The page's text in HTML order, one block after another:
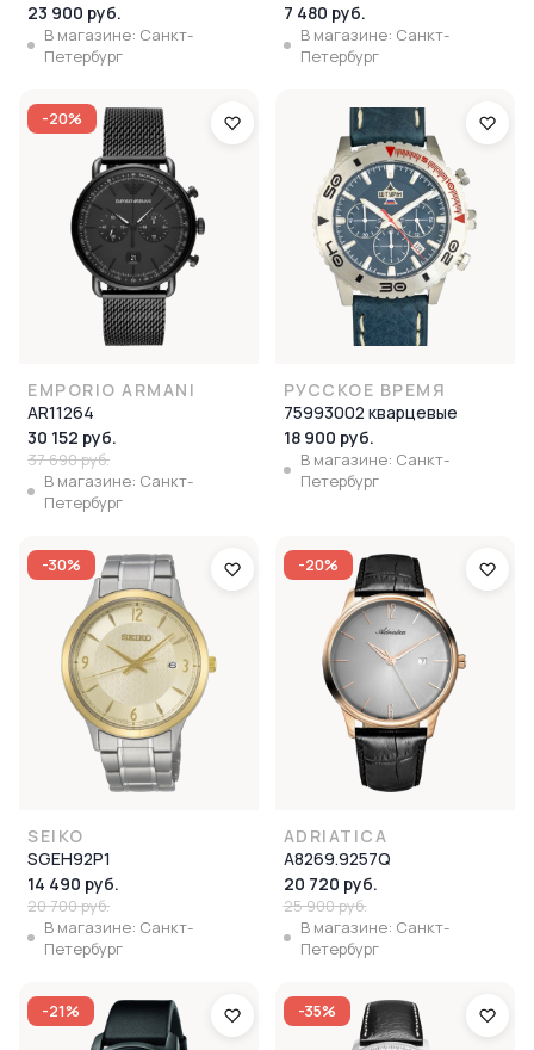
23 900 руб.
В магазине: Санкт-
Петербург
7 480 руб.
В магазине: Санкт-
Петербург
-20%
EMPORIO ARMANI
AR11264
30 152 руб.
37 690 руб.
В магазине: Санкт-
Петербург
РУССКОЕ ВРЕМЯ
75993002 кварцевые
18 900 руб.
В магазине: Санкт-
Петербург
-30%
SEIKO
SGEH92P1
14 490 руб.
20 700 руб.
В магазине: Санкт-
Петербург
-20%
ADRIATICA
A8269.9257Q
20 720 руб.
25 900 руб.
В магазине: Санкт-
Петербург
-21% -35%